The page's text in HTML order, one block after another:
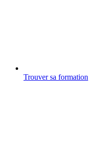
Trouver sa formation